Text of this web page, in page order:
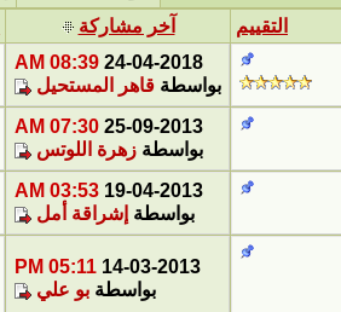
التقييم
آخر مشاركة
24-04-2018
08:39 AM
بواسطة قاهر المستحيل
25-09-2013
07:30 AM
بواسطة زهرة اللوتس
19-04-2013
03:53 AM
بواسطة إشراقة أمل
14-03-2013
05:11 PM
بواسطة بو علي